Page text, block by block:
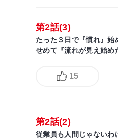
第2話(3)
たった３日で『慣れ』始
せめて『流れが見え始め
15
第2話(2)
従業員も人間じゃないわ